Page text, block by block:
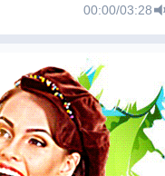
00:00/03:28